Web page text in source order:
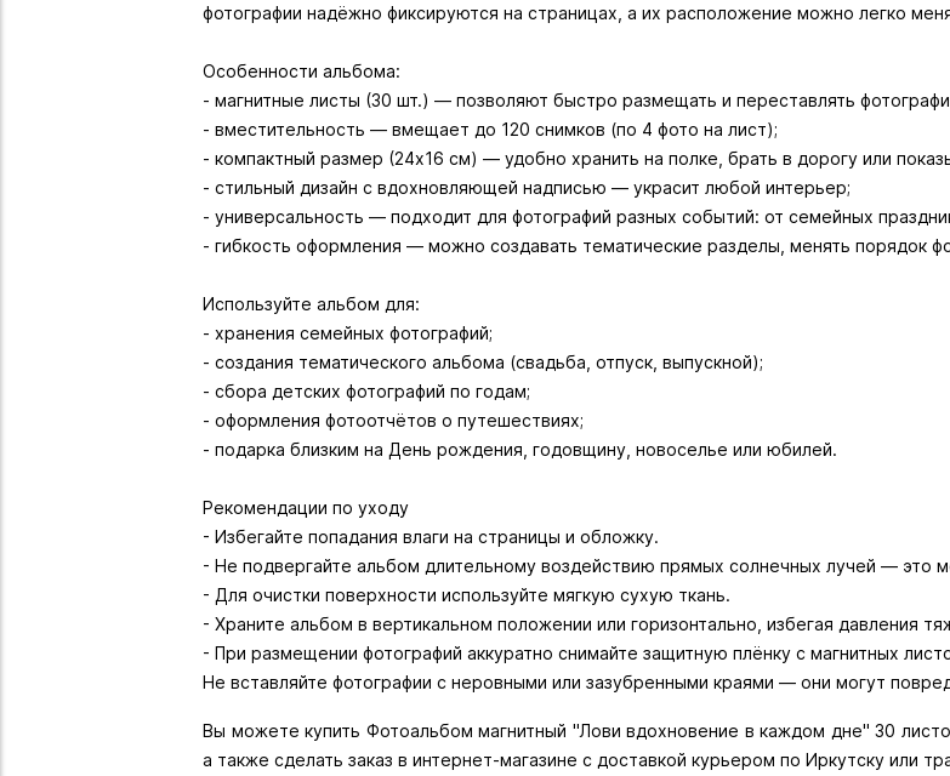
фотографии надёжно фиксируются на страницах, а их расположение можно легко
Особенности альбома:
- магнитные листы (30 шт.) — позволяют быстро размещать и переставлять
- вместительность — вмещает до 120 снимков (по 4 фото на лист);
- компактный размер (24х16 см) — удобно хранить на полке, брать в дорогу или
- стильный дизайн с вдохновляющей надписью — украсит любой интерьер;
- универсальность — подходит для фотографий разных событий: от семейных
- гибкость оформления — можно создавать тематические разделы, менять порядок
Используйте альбом для:
- хранения семейных фотографий;
- создания тематического альбома (свадьба, отпуск, выпускной);
- сбора детских фотографий по годам;
- оформления фотоотчётов о путешествиях;
- подарка близким на День рождения, годовщину, новоселье или юбилей.
Рекомендации по уходу
- Избегайте попадания влаги на страницы и обложку.
- Не подвергайте альбом длительному воздействию прямых солнечных лучей — это
- Для очистки поверхности используйте мягкую сухую ткань.
- Храните альбом в вертикальном положении или горизонтально, избегая давления
- При размещении фотографий аккуратно снимайте защитную плёнку с магнитных
Не вставляйте фотографии с неровными или зазубренными краями — они могут
Вы можете купить Фотоальбом магнитный "Лови вдохновение в каждом дне" 30
а также сделать заказ в интернет-магазине с доставкой курьером по Иркутску или